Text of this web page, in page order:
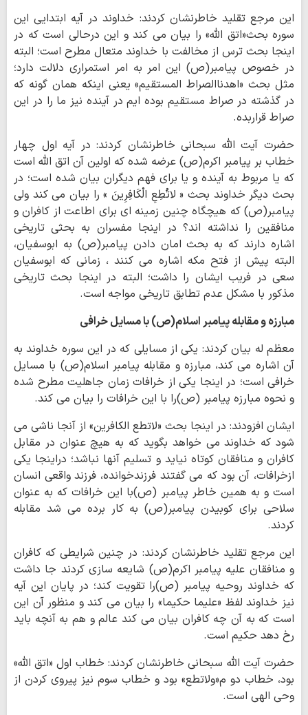
این مرجع تقلید خاطرنشان کردند: خداوند در آیه ابتدایی این
سوره بحث«اتق الله» را بیان می کند و این درحالی است که در
اینجا بحث ترس از مخالفت با خداوند متعال مطرح است؛ البته
در خصوص پیامبر(ص) این امر به امر استمراری دلالت دارد؛
مثل بحث «اهدناالصراط المستقیم» یعنی اینکه همان گونه که
در گذشته در صراط مستقیم بوده ایم در آینده نیز ما را در این
صراط قراربده.
حضرت آیت الله سبحانی خاطرنشان کردند: در آیه اول چهار
خطاب بر پیامبر اکرم(ص) عرضه شده که اولین آن اتق الله است
که یا مربوط به آینده و یا برای فهم دیگران بیان شده است؛ در
بحث دیگر خداوند بحث « لاتُطِعِ الْكَافِرِینَ » را بیان می کند ولی
پیامبر(ص) که هیچگاه چنین زمینه ای برای اطاعت از کافران و
منافقین را نداشته اند؟ در اینجا مفسران به بحثی تاریخی
اشاره دارند که به بحث امان دادن پیامبر(ص) به ابوسفیان،
البته پیش از فتح مکه اشاره می کنند ، زمانی که ابوسفیان
سعی در فریب ایشان را داشت؛ البته در اینجا بحث تاریخی
مذکور با مشکل عدم تطابق تاریخی مواجه است.
مبارزه و مقابله پیامبر اسلام(ص) با مسایل خرافی
معظم له بیان کردند: یکی از مسایلی که در این سوره خداوند به
آن اشاره می کند، مبارزه و مقابله پیامبر اسلام(ص) با مسایل
خرافی است؛ در اینجا یکی از خرافات زمان جاهلیت مطرح شده
و نحوه مبارزه پیامبر (ص)را با این خرافات را بیان می کند.
ایشان افزودند: در اینجا بحث «لاتطع الکافرین» از آنجا ناشی می
شود که خداوند می خواهد بگوید که به هیچ عنوان در مقابل
کافران و منافقان کوتاه نیاید و تسلیم آنها نباشد؛ دراینجا یکی
ازخرافات، آن بود که می گفتند فرزندخوانده، فرزند واقعی انسان
است و به همین خاطر پیامبر (ص)با این خرافات که به عنوان
سلاحی برای کوبیدن پیامبر(ص) به کار برده می شد مقابله
کردند.
این مرجع تقلید خاطرنشان کردند: در چنین شرایطی که کافران
و منافقان علیه پیامبر اکرم(ص) شایعه سازی کردند جا داشت
که خداوند روحیه پیامبر (ص)را تقویت کند؛ در پایان این آیه
نیز خداوند لفظ «علیما حکیما» را بیان می کند و منظور آن این
است که به آن چه کافران بیان می کند عالم و هم به آنچه باید
رخ دهد حکیم است.
حضرت آیت الله سبحانی خاطرنشان کردند: خطاب اول «اتق الله»
بود، خطاب دو م«ولاتطع» بود و خطاب سوم نیز پیروی کردن از
وحی الهی است.